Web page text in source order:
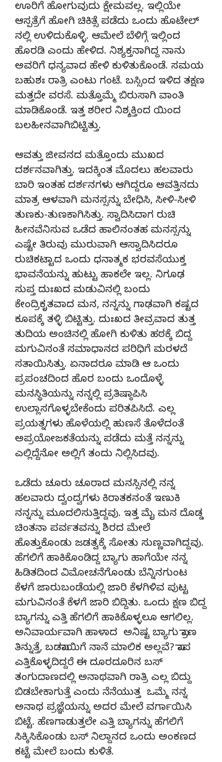
ಊರಿಗೆ ಹೋಗುವುದು ಕ್ಷೇಮವಲ್ಲ. ಇಲ್ಲಿಯೇ
ಆಸ್ಪತ್ರೆಗೆ ಹೋಗಿ ಚಿಕಿತ್ಸೆ ಪಡೆದು ಒಂದು ಹೊಟೇಲ್
ನಲ್ಲಿ ಉಳಿದುಕೊಳ್ಳಿ. ಆಮೇಲೆ ಬೆಳಿಗ್ಗೆ ಇಲ್ಲಿಂದ
ಹೊರಡಿ ಎಂದು ಹೇಳಿದ. ನಿಶ್ಯಕ್ತನಾಗಿದ್ದ ನಾನು
ಅವರಿಗೆ ಧನ್ಯವಾದ ಹೇಳಿ ಕುಳಿತುಕೊಂಡೆ. ಸಮಯ
ಬಹುಶಃ ರಾತ್ರಿ ಎಂಟು ಗಂಟೆ. ಬಸ್ಸಿಂದ ಇಳಿದ ತಕ್ಷಣ
ಮತ್ತದೇ ವರಸೆ. ಮತ್ತೊಮ್ಮೆ ಬಿರುಸಾಗಿ ವಾಂತಿ
ಮಾಡಿಕೊಂಡೆ. ಇತ್ತ ಶರೀರ ನಿಶ್ಶಕ್ತಿಂದ ಯಿಂದ
ಬಲಹೀನವಾಗಿಬಿಟ್ಟಿತ್ತು.
ಆವತ್ತು ಜೀವನದ ಮತ್ತೊಂದು ಮುಖದ
ದರ್ಶನವಾಗಿತ್ತು. ಇದಕ್ಕಿಂತ ಮೊದಲು ಹಲವಾರು
ಬಾರಿ ಇಂತಹ ದರ್ಶನಗಳು ಆಗಿದ್ದರೂ ಆವತ್ತಿನದು
ಮಾತ್ರ ಆಳವಾಗಿ ಮನಸ್ಸನ್ನು ಬೇಧಿಸಿ, ಸೀಳಿ-ಸೀಳಿ
ತುಣಕು-ತುಣಕಾಗಿಸಿತ್ತು. ಸ್ವಾದಿಸಿದಾಗ ರುಚಿ
ಹೀನವೆನಿಸುವ ಒಡೆದ ಹಾಲಿನಂತಹ ಮನಸ್ಸನ್ನು
ಎಷ್ಟೇ ತಿರುವು ಮುರುವಾಗಿ ಆಸ್ವಾದಿಸಿದರೂ
ರುಚಿಕಟ್ಟಾದ ಒಂದು ಧನಾತ್ಮಕ ಭರವಸೆಯುಕ್ತ
ಭಾವನೆಯನ್ನು ಹುಟ್ಟು ಹಾಕಲೇ ಇಲ್ಲ. ನಿಗೂಢ
ಸುಪ್ತ ದುಃಖದ ಮಡುವಿನಲ್ಲಿ ಬಂದು
ಕೇಂದ್ರಿಕೃತವಾದ ಮನ, ನನ್ನನ್ನು ಗಾಢವಾಗಿ ಕಷ್ಟದ
ಕೂಪಕ್ಕೆ ತಳ್ಳಿ ಬಿಟ್ಟಿತ್ತು. ದುಃಖದ ತೀವ್ರವಾದ ತುತ್ತ
ತುದಿಯ ಅಂಚಿನಲ್ಲಿ ಹೋಗಿ ಕುಳಿತು ಹಠಕ್ಕೆ ಬಿದ್ದ
ಮಗುವಿನಂತೆ ಸಮಾಧಾನದ ಪರಿಧಿಗೆ ಮರಳದೆ
ಸತಾಯಿಸಿತ್ತು. ಏನಾದರೂ ಮಾಡಿ ಆ ಒಂದು
ಪ್ರಪಂಚದಿಂದ ಹೊರ ಬಂದು ಒಂದೊಳ್ಳೆ
ಮನಸ್ಥಿತಿಯನ್ನು ನನ್ನಲ್ಲಿ ಪ್ರತಿಷ್ಠಾಪಿಸಿ
ಉಲ್ಲಾಸಗೊಳ್ಳಬೇಕೆಂದು ಪರಿತಪಿಸಿದೆ. ಎಲ್ಲ
ಪ್ರಯತ್ನಗಳು ಹೊಳೆಯಲ್ಲಿ ಹುಣಸೆ ತೊಳೆದಂತೆ
ಅಪ್ರಯೋಜಕತೆಯನ್ನು ಪಡೆದು ಮತ್ತೆ ನನ್ನನ್ನು
ಎಲ್ಲಿದ್ದೆನೋ ಅಲ್ಲಿಗೆ ತಂದು ನಿಲ್ಲಿಸಿದವು.
ಒಡೆದು ಚೂರು ಚೂರಾದ ಮನಸ್ಸಿನಲ್ಲಿ ನನ್ನ
ಹಲವಾರು ದ್ವಂದ್ವಗಳು ಕಿರಾತಕನಂತೆ ಇಣುಕಿ
ನನ್ನನ್ನು ಮೂದಲಿಸುತ್ತಿದ್ದವು. ಇತ್ತ ಮೈ ಮನ ದೊಡ್ಡ
ಚಿಂತನಾ ಪರ್ವತವನ್ನು ಶಿರದ ಮೇಲೆ
ಹೊತ್ತುಕೊಂಡು ಜಡತ್ವಕ್ಕೆ ಸೋತು ಸುಣ್ಣವಾಗಿದ್ದವು.
ಹೆಗಲಿಗೆ ಹಾಕಿಕೊಂಡಿದ್ದ ಬ್ಯಾಗು ಹಾಗೆಯೇ ನನ್ನ
ಹಿಡಿತದಿಂದ ವಿಮೋಚನೆಗೊಂಡು ಬೆನ್ನಿನಗುಂಟ
ಕೆಳಗೆ ಜಾರುಬಂಡೆಯಲ್ಲಿ ಜಾರಿ ಕೆಳಗಿಳಿವ ಪುಟ್ಟ
ಮಗುವಿನಂತೆ ಕೆಳಗೆ ಜಾರಿ ಬಿದ್ದಿತು. ಒಂದು ಕ್ಷಣ ಬಿದ್ದ
ಬ್ಯಾಗನ್ನು ಎತ್ತಿ ಹೆಗಲಿಗೆ ಹಾಕಿಕೊಳ್ಳಲೂ ಆಗಲಿಲ್ಲ.
ಅನಿವಾರ್ಯವಾಗಿ ಹಾಳಾದ ಅನಿಷ್ಟ ಬ್ಯಾಗು ಪ್ರಾಣ
ತಿನ್ನುತ್ತೆ, ಬಡಪಾಯಿಗೆ ನಾನೆ ಮಾಲಿಕ ಅಲ್ಲವೆ? ಪಾಪ
ಎತ್ತಿಕೊಳ್ಳದಿದ್ದರೆ ಈ ದೂರದೂರಿನ ಬಸ್
ತಂಗುದಾಣದಲ್ಲಿ ಅನಾಥವಾಗಿ ರಾತ್ರಿ ಎಲ್ಲ ಬಿದ್ದು
ಬಿಡಬೇಕಾಗುತ್ತೆ ಎಂದು ನೆನೆಯುತ್ತ ಒಮ್ಮೆ ನನ್ನ
ಅನಾಥ ಪ್ರಜ್ಞೆಯನ್ನು ಅದರ ಮೇಲೆ ವರ್ಗಾಯಿಸಿ
ಬಿಟ್ಟೆ. ಹೆಣಗಾಡುತ್ತಲೇ ಎತ್ತಿ ಬ್ಯಾಗನ್ನು ಹೆಗಲಿಗೆ
ಸಿಕ್ಕಿಸಿಕೊಂಡು ಬಸ್ ನಿಲ್ದಾನದ ಒಂದು ಅಂಕಣದ
ಕಟ್ಟೆ ಮೇಲೆ ಬಂದು ಕುಳಿತೆ.